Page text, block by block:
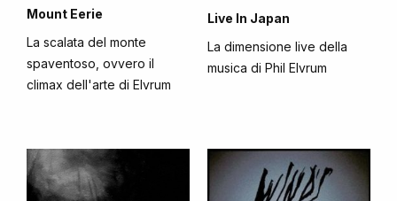
Mount Eerie
La scalata del monte
spaventoso, ovvero il
climax dell'arte di Elvrum
Live In Japan
La dimensione live della
musica di Phil Elvrum